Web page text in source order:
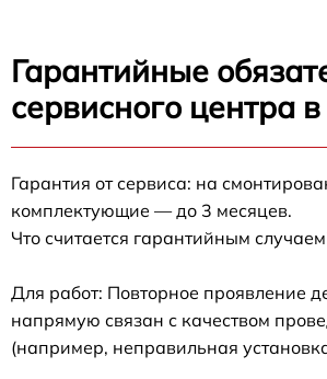
Гарантийные
сервисного центра
Гарантия от сервиса: на
комплектующие — до 3 месяцев.
Что считается гарантийным
Для работ: Повторное проявление
напрямую связан с качеством
(например, неправильная